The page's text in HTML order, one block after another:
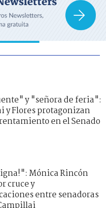
y "señora de feria":
y Flores protagonizan
en el Senado
Mónica Rincón
cruce y
entre senadoras